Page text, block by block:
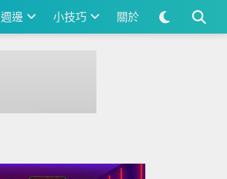
週邊 小技巧 關於